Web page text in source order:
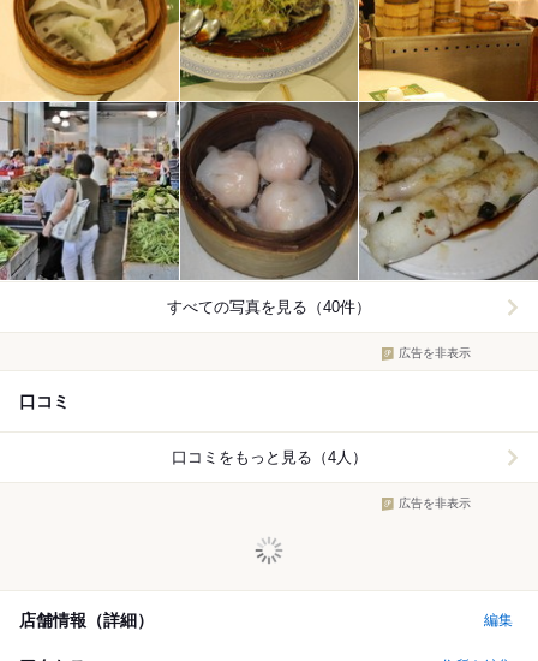
すべての写真を見る（40件）
広告を非表示
口コミ
口コミをもっと見る（4人）
広告を非表示
店舗情報（詳細） 編集